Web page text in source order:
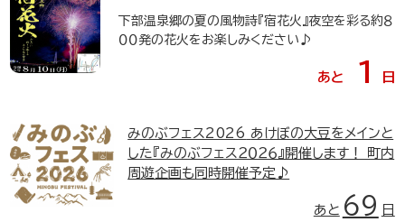
下部温泉郷の夏の風物詩『宿花火』夜空を彩る約８
００発の花火をお楽しみください♪
あと 1 日
みのぶフェス2026 あけぼの大豆をメインと
した『みのぶフェス２０２６』開催します！ 町内
周遊企画も同時開催予定♪
あと 69 日